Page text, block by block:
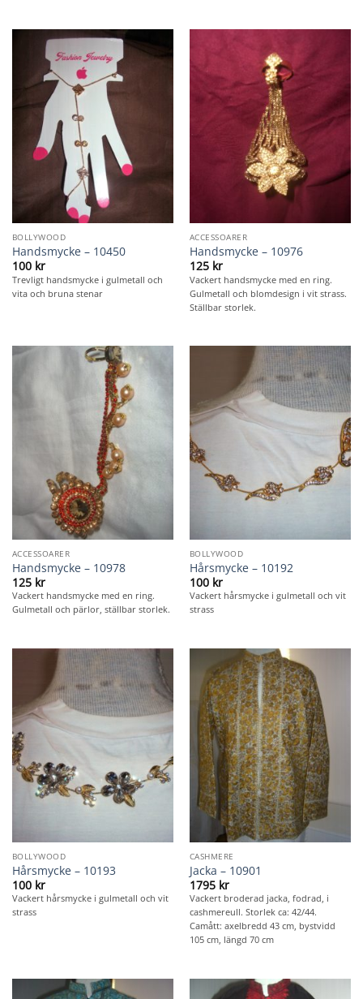
BOLLYWOOD
Handsmycke – 10450
100 kr
Trevligt handsmycke i gulmetall och
vita och bruna stenar
ACCESSOARER
Handsmycke – 10976
125 kr
Vackert handsmycke med en ring.
Gulmetall och blomdesign i vit strass.
Ställbar storlek.
ACCESSOARER
Handsmycke – 10978
125 kr
Vackert handsmycke med en ring.
Gulmetall och pärlor, ställbar storlek.
BOLLYWOOD
Hårsmycke – 10192
100 kr
Vackert hårsmycke i gulmetall och vit
strass
BOLLYWOOD
Hårsmycke – 10193
100 kr
Vackert hårsmycke i gulmetall och vit
strass
CASHMERE
Jacka – 10901
1795 kr
Vackert broderad jacka, fodrad, i
cashmereull. Storlek ca: 42/44.
Camått: axelbredd 43 cm, bystvidd
105 cm, längd 70 cm